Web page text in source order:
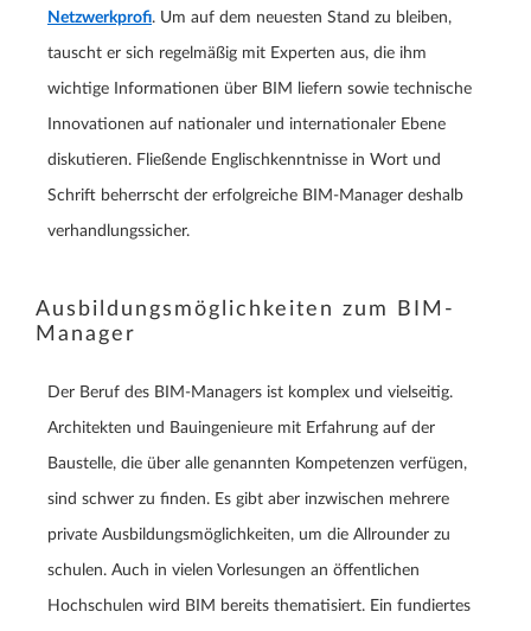
Netzwerkprofi. Um auf dem neuesten Stand zu bleiben,
tauscht er sich regelmäßig mit Experten aus, die ihm
wichtige Informationen über BIM liefern sowie technische
Innovationen auf nationaler und internationaler Ebene
diskutieren. Fließende Englischkenntnisse in Wort und
Schrift beherrscht der erfolgreiche BIM-Manager deshalb
verhandlungssicher.
Ausbildungsmöglichkeiten zum BIM-
Manager
Der Beruf des BIM-Managers ist komplex und vielseitig.
Architekten und Bauingenieure mit Erfahrung auf der
Baustelle, die über alle genannten Kompetenzen verfügen,
sind schwer zu finden. Es gibt aber inzwischen mehrere
private Ausbildungsmöglichkeiten, um die Allrounder zu
schulen. Auch in vielen Vorlesungen an öffentlichen
Hochschulen wird BIM bereits thematisiert. Ein fundiertes